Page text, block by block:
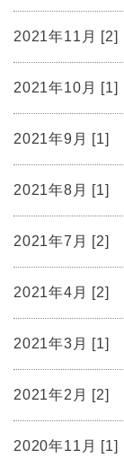
2021年11月 [2]
2021年10月 [1]
2021年9月 [1]
2021年8月 [1]
2021年7月 [2]
2021年4月 [2]
2021年3月 [1]
2021年2月 [2]
2020年11月 [1]